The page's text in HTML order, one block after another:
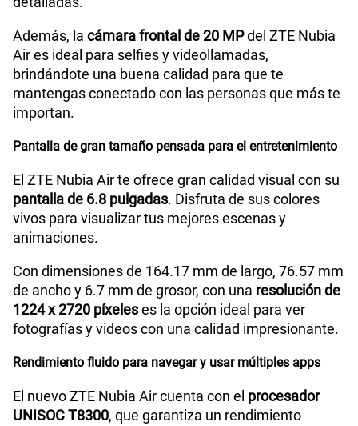
Capacidad Memoria Externa
Capacidad Memoria
"8GB RAM + 12GB RAM Memory
GPS Si
Reconocimiento Facial Si
Lector de Huella
Además, la cámara frontal de 20 MPdel ZTE Nubia
Air es ideal para selfies y videollamadas,
brindándote una buena calidad para que te
mantengas conectado con las personas que más te
importan.
Pantalla de gran tamaño pensada para el entretenimiento
El ZTE Nubia Air te ofrece gran calidad visual con su
pantalla de 6.8 pulgadas. Disfruta de sus colores
vivos para visualizar tus mejores escenas y
animaciones.
Con dimensiones de 164.17 mm de largo, 76.57 mm
de ancho y 6.7 mm de grosor, con una resolución de
1224 x 2720 píxeleses la opción ideal para ver
fotografías y videos con una calidad impresionante.
Rendimiento fluido para navegar y usar múltiples apps
El nuevo ZTE Nubia Air cuenta con el procesador
UNISOC T8300, que garantiza un rendimiento